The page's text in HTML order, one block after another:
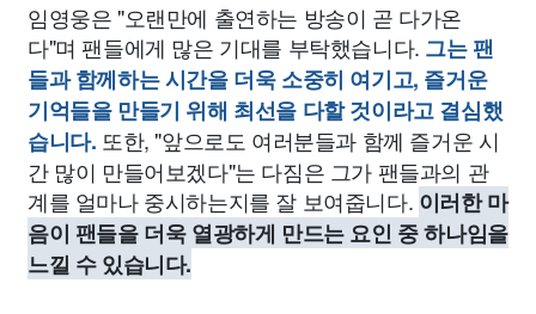
임영웅은 "오랜만에 출연하는 방송이 곧 다가온
다"며 팬들에게 많은 기대를 부탁했습니다. 그는 팬
들과 함께하는 시간을 더욱 소중히 여기고, 즐거운
기억들을 만들기 위해 최선을 다할 것이라고 결심했
습니다. 또한, "앞으로도 여러분들과 함께 즐거운 시
간 많이 만들어보겠다"는 다짐은 그가 팬들과의 관
계를 얼마나 중시하는지를 잘 보여줍니다. 이러한 마
음이 팬들을 더욱 열광하게 만드는 요인 중 하나임을
느낄 수 있습니다.